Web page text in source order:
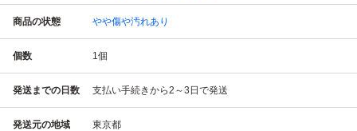
商品の状態 やや傷や汚れあり
個数 1個
発送までの日数 支払い手続きから2～3日で発送
発送元の地域 東京都